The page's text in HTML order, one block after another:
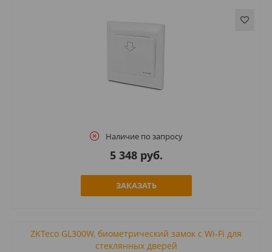
Наличие по запросу
5 348 руб.
ЗАКАЗАТЬ
ZKTeco GL300W, биометрический замок с Wi-Fi для
стеклянных дверей